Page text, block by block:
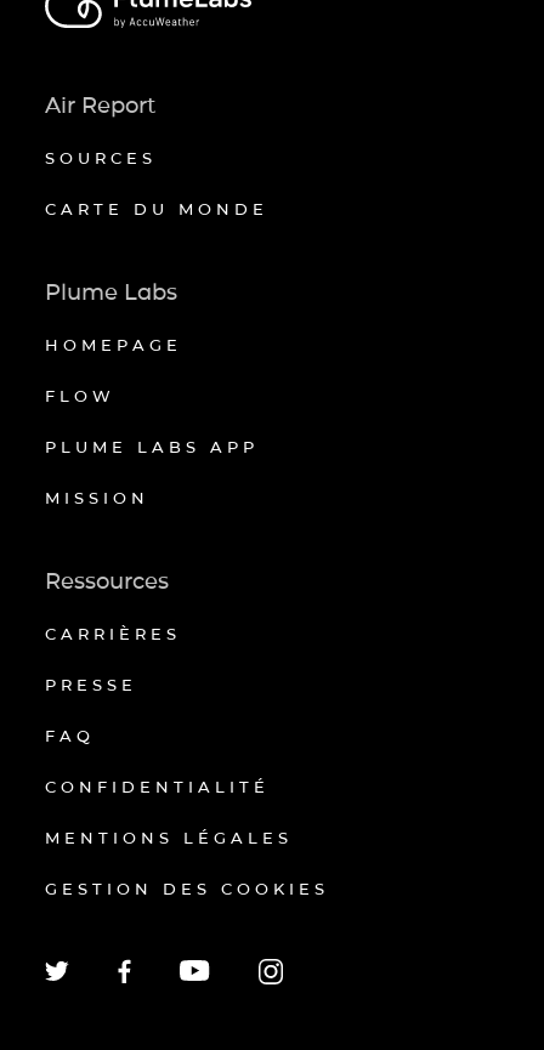
Air Report
SOURCES
CARTE DU MONDE
Plume Labs
HOMEPAGE
FLOW
PLUME LABS APP
MISSION
Ressources
CARRIÈRES
PRESSE
FAQ
CONFIDENTIALITÉ
MENTIONS LÉGALES
GESTION DES COOKIES